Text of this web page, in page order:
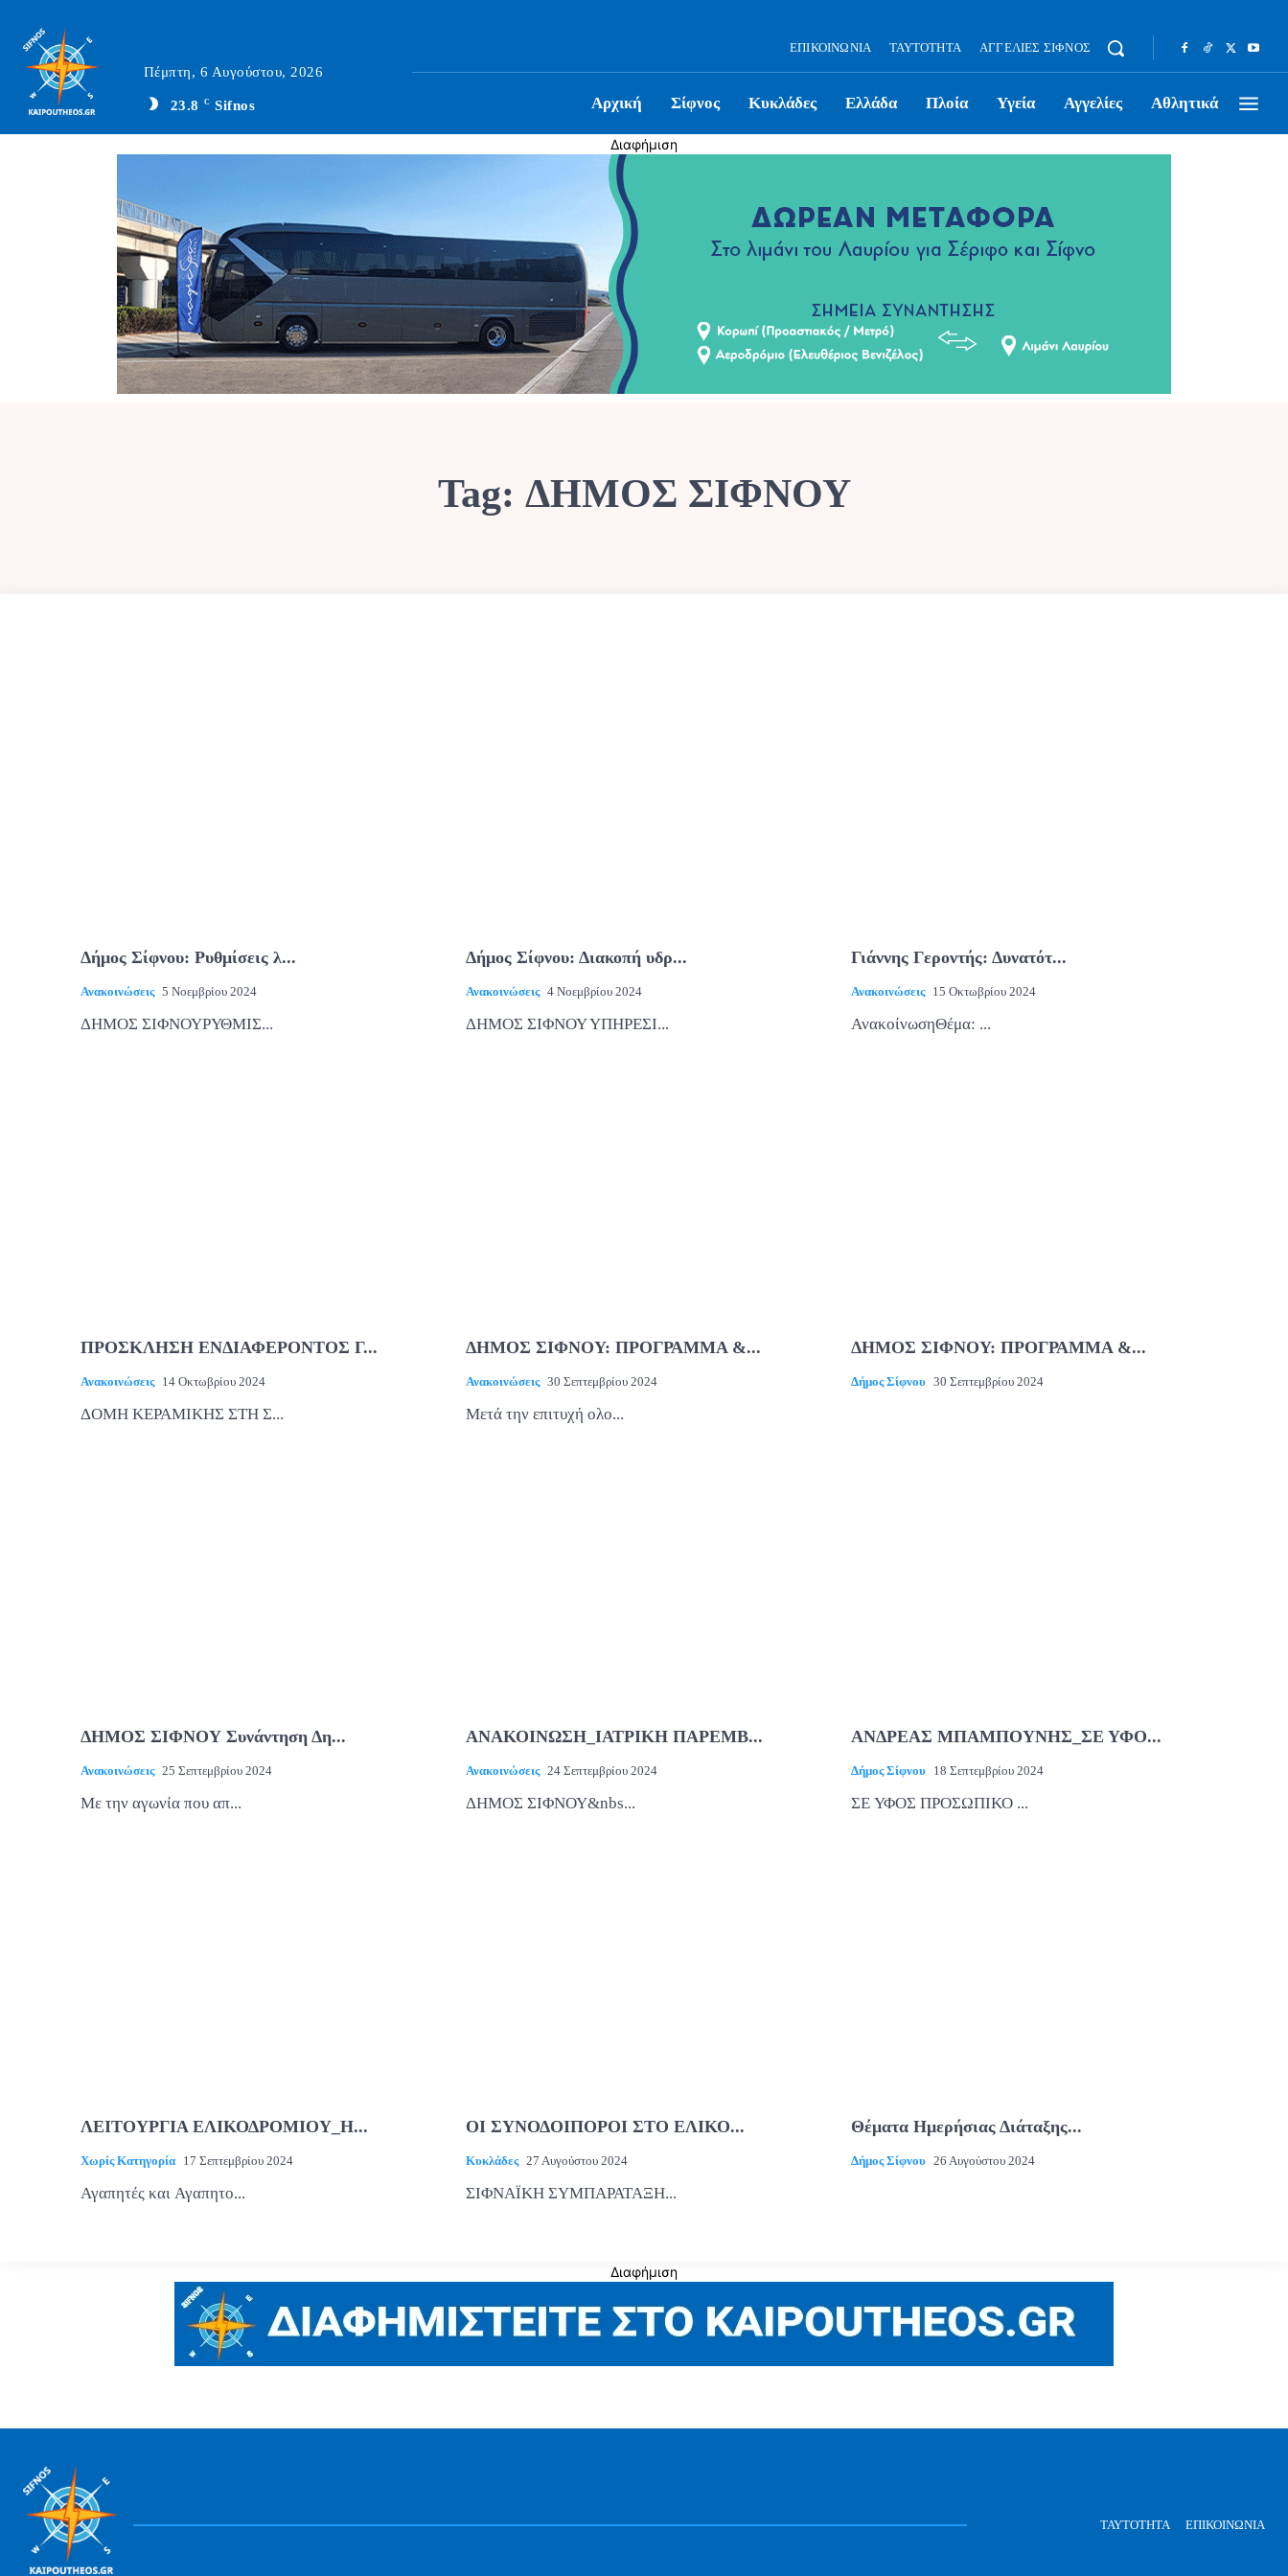
Πέμπτη, 6 Αυγούστου, 2026
23.8 C Sifnos
ΕΠΙΚΟΙΝΩΝΊΑ ΤΑΥΤΌΤΗΤΑ ΑΓΓΕΛΊΕΣ ΣΊΦΝΟΣ
Αρχική Σίφνος Κυκλάδες Ελλάδα Πλοία Υγεία Αγγελίες Αθλητικά
Διαφήμιση
Tag: ΔΗΜΟΣ ΣΊΦΝΟΥ
Δήμος Σίφνου: Ρυθμίσεις λ...
Ανακοινώσεις 5 Νοεμβρίου 2024
ΔΗΜΟΣ ΣΙΦΝΟΥΡΥΘΜΙΣ...
Δήμος Σίφνου: Διακοπή υδρ...
Ανακοινώσεις 4 Νοεμβρίου 2024
ΔΗΜΟΣ ΣΙΦΝΟΥ ΥΠΗΡΕΣΙ...
Γιάννης Γεροντής: Δυνατότ...
Ανακοινώσεις 15 Οκτωβρίου 2024
ΑνακοίνωσηΘέμα: ...
ΠΡΟΣΚΛΗΣΗ ΕΝΔΙΑΦΕΡΟΝΤΟΣ Γ...
Ανακοινώσεις 14 Οκτωβρίου 2024
ΔΟΜΗ ΚΕΡΑΜΙΚΗΣ ΣΤΗ Σ...
ΔΗΜΟΣ ΣΙΦΝΟΥ: ΠΡΟΓΡΑΜΜΑ &...
Ανακοινώσεις 30 Σεπτεμβρίου 2024
Μετά την επιτυχή ολο...
ΔΗΜΟΣ ΣΙΦΝΟΥ: ΠΡΟΓΡΑΜΜΑ &...
Δήμος Σίφνου 30 Σεπτεμβρίου 2024
ΔΗΜΟΣ ΣΙΦΝΟΥ Συνάντηση Δη...
Ανακοινώσεις 25 Σεπτεμβρίου 2024
Με την αγωνία που απ...
ΑΝΑΚΟΙΝΩΣΗ_ΙΑΤΡΙΚΗ ΠΑΡΕΜΒ...
Ανακοινώσεις 24 Σεπτεμβρίου 2024
ΔΗΜΟΣ ΣΙΦΝΟΥ&nbs...
ΑΝΔΡΕΑΣ ΜΠΑΜΠΟΥΝΗΣ_ΣΕ ΥΦΟ...
Δήμος Σίφνου 18 Σεπτεμβρίου 2024
ΣΕ ΥΦΟΣ ΠΡΟΣΩΠΙΚΟ ...
ΛΕΙΤΟΥΡΓΙΑ ΕΛΙΚΟΔΡΟΜΙΟΥ_Η...
Χωρίς Κατηγορία 17 Σεπτεμβρίου 2024
Αγαπητές και Αγαπητο...
ΟΙ ΣΥΝΟΔΟΙΠΟΡΟΙ ΣΤΟ ΕΛΙΚΟ...
Κυκλάδες 27 Αυγούστου 2024
ΣΙΦΝΑΪΚΗ ΣΥΜΠΑΡΑΤΑΞΗ...
Θέματα Ημερήσιας Διάταξης...
Δήμος Σίφνου 26 Αυγούστου 2024
Διαφήμιση
ΤΑΥΤΌΤΗΤΑ ΕΠΙΚΟΙΝΩΝΊΑ